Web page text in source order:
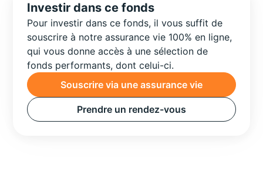
Investir dans ce fonds
Pour investir dans ce fonds, il vous suffit de
souscrire à notre assurance vie 100% en ligne,
qui vous donne accès à une sélection de
fonds performants, dont celui-ci.
Souscrire via une assurance vie
Prendre un rendez-vous